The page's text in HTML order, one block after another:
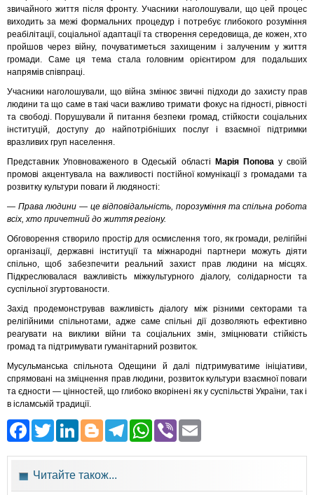
звичайного життя після фронту. Учасники наголошували, що цей процес
виходить за межі формальних процедур і потребує глибокого розуміння
реабілітації, соціальної адаптації та створення середовища, де кожен, хто
пройшов через війну, почуватиметься захищеним і залученим у життя
громади. Саме ця тема стала головним орієнтиром для подальших
напрямів співпраці.
Учасники наголошували, що війна змінює звичні підходи до захисту прав
людини та що саме в такі часи важливо тримати фокус на гідності, рівності
та свободі. Порушували й питання безпеки громад, стійкости соціальних
інституцій, доступу до найпотрібніших послуг і взаємної підтримки
вразливих груп населення.
Представник Уповноваженого в Одеській області
Марія Попова у своїй
промові акцентувала на важливості постійної комунікації з громадами та
розвитку культури поваги й людяності:
— Права людини — це відповідальність, порозуміння та спільна робота
всіх, хто причетний до життя регіону.
Обговорення створило простір для осмислення того, як громади, релігійні
організації, державні інституції та міжнародні партнери можуть діяти
спільно, щоб забезпечити реальний захист прав людини на місцях.
Підкреслювалася важливість міжкультурного діалогу, солідарности та
суспільної згуртованости.
Захід продемонстрував важливість діалогу між різними секторами та
релігійними спільнотами, адже саме спільні дії дозволяють ефективно
реагувати на виклики війни та соціальних змін, зміцнювати стійкість
громад та підтримувати гуманітарний розвиток.
Мусульманська спільнота Одещини й далі підтримуватиме ініціативи,
спрямовані на зміцнення прав людини, розвиток культури взаємної поваги
та єдности — цінностей, що глибоко вкорінені як у суспільстві України, так і
в ісламській традиції.
Facebook
Twitter
LinkedIn
Blogger
Telegram
WhatsApp
Viber
Читайте також...